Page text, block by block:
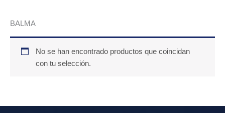
BALMA
No se han encontrado productos que coincidan
con tu selección.